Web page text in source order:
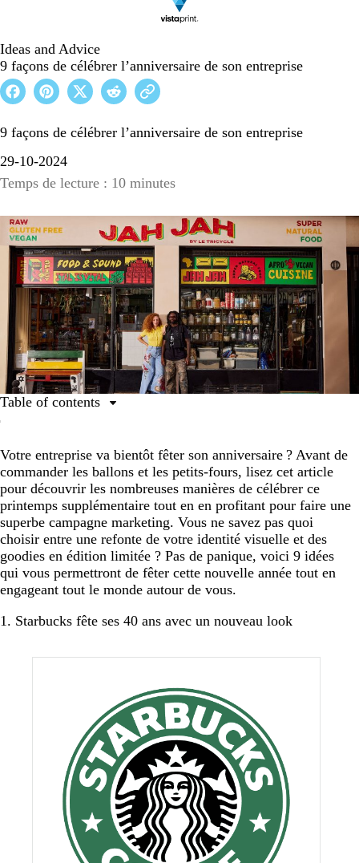
Ideas and Advice
9 façons de célébrer l’anniversaire de son entreprise
9 façons de célébrer l’anniversaire de son entreprise
29-10-2024
Temps de lecture : 10 minutes
Votre entreprise va bientôt fêter son anniversaire ? Avant de
commander les ballons et les petits-fours, lisez cet article
pour découvrir les nombreuses manières de célébrer ce
printemps supplémentaire tout en en profitant pour faire une
superbe campagne marketing. Vous ne savez pas quoi
choisir entre une refonte de votre identité visuelle et des
goodies en édition limitée ? Pas de panique, voici 9 idées
qui vous permettront de fêter cette nouvelle année tout en
engageant tout le monde autour de vous.
1. Starbucks fête ses 40 ans avec un nouveau look
Table of contents
2. Zendesk fête ses 10 ans en montrant ses dents
3. Coca-Cola commémore le 100e anniversaire de ses
célèbres bouteilles
4. Acne Studios souffle sa première bougie à Los
Angeles
5. Marvel Studios fête ses 10 ans avec un concours
6. Happy Socks est tout sourire pour ses 10 ans
7. Moo fête son succès en organisant une soirée
9. 99designs par Vista fête 10 ans de design